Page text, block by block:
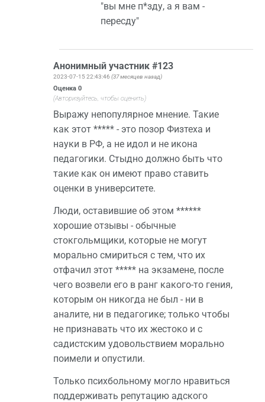
"вы мне п*зду, а я вам -
пересду"
Анонимный участник #123
2023-07-15 22:43:46 (37 месяцев назад)
Оценка 0
(Авторизуйтесь, чтобы оценить)
Выражу непопулярное мнение. Такие
как этот ***** - это позор Физтеха и
науки в РФ, а не идол и не икона
педагогики. Стыдно должно быть что
такие как он имеют право ставить
оценки в университете.
Люди, оставившие об этом ******
хорошие отзывы - обычные
стокгольмщики, которые не могут
морально смириться с тем, что их
отфачил этот ***** на экзамене, после
чего возвели его в ранг какого-то гения,
которым он никогда не был - ни в
аналите, ни в педагогике; только чтобы
не признавать что их жестоко и с
садистским удовольствием морально
поимели и опустили.
Только психбольному могло нравиться
поддерживать репутацию адского